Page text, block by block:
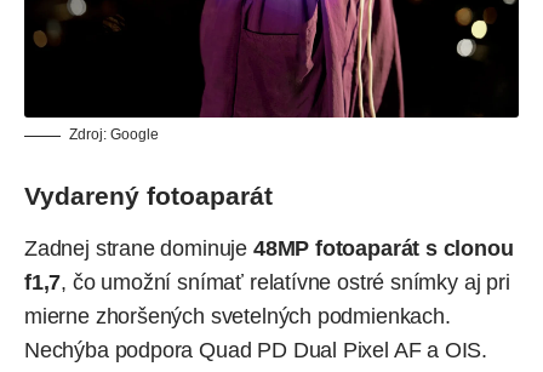
Zdroj: Google
Vydarený fotoaparát
Zadnej strane dominuje 48MP fotoaparát s clonou
f1,7, čo umožní snímať relatívne ostré snímky aj pri
mierne zhoršených svetelných podmienkach.
Nechýba podpora Quad PD Dual Pixel AF a OIS.